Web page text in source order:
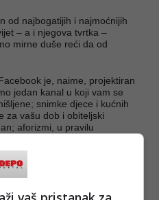
od najbogatijih i najmoćnijih
– a i njegova tvrtka –
mirne duše reći da od
je, naime, projektiran
jedan kanal u koji vam se
snimke djece i kućnih
za vašu dob i obiteljski
aforizmi, u pravilu
fotografije. U tome nema
ili želite poslije nekog